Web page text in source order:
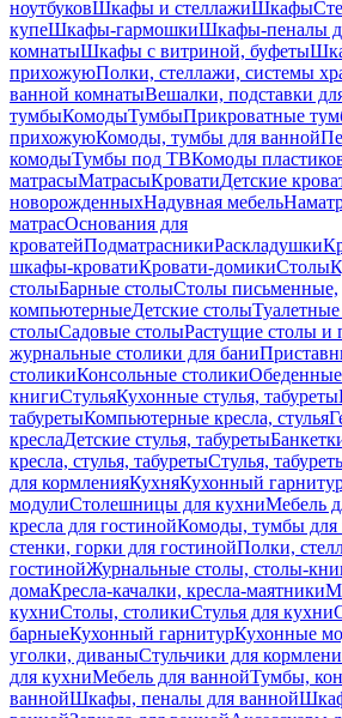
ноутбуковШкафы и стеллажиШкафы
купеШкафы-гармошкиШкафы-пеналы
комнатыШкафы с витриной, буфеты
прихожуюПолки, стеллажи, системы
ванной комнатыВешалки, подставки
тумбыКомодыТумбыПрикроватные
прихожуюКомоды, тумбы для ванной
комодыТумбы под ТВКомоды
матрасыМатрасыКроватиДетские
новорожденныхНадувная мебель
матрасОснования для
кроватейПодматрасникиРаскладушки
шкафы-кроватиКровати-домикиСтолы
столыБарные столыСтолы письменные,
компьютерныеДетские столы
столыСадовые столыРастущие столы и
журнальные столики для бани
столикиКонсольные столики
книгиСтульяКухонные стулья, табуреты
табуретыКомпьютерные кресла, стулья
креслаДетские стулья, табуреты
кресла, стулья, табуретыСтулья,
для кормленияКухняКухонный
модулиСтолешницы для кухниМебель
кресла для гостинойКомоды, тумбы для
стенки, горки для гостинойПолки,
гостинойЖурнальные столы, столы-
домаКресла-качалки, кресла-маятники
кухниСтолы, столикиСтулья для кухни
барныеКухонный гарнитурКухонные
уголки, диваныСтульчики для
для кухниМебель для ваннойТумбы,
ваннойШкафы, пеналы для ванной